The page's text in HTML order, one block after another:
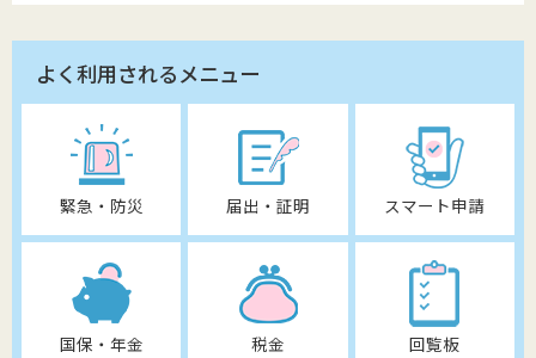
よく利用されるメニュー
緊急・防災 届出・証明 スマート申請
国保・年金 税金 回覧板